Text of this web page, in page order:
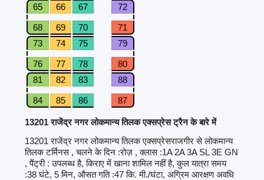
65
66 67 72
68 69 70
71
73
74 75 79
76 77 78
80
81
82 83 88
84 85 86 87
13201 राजेंद्र नगर लोकमान्य तिलक एक्सप्रेस ट्रैन के बारे में
13201 राजेंद्र नगर लोकमान्य तिलक एक्सप्रेसराजगीर से लोकमान्य
तिलक टर्मिनस , चलने के दिन :रोज़ , क्लास :1A 2A 3A SL 3E GN
, पैंट्री : उपलब्ध है, किराए में खाना शामिल नहीं है, कुल यात्रा समय
:38 घंटे, 5 मिन, औसत गति :47 कि. मी./घंटा, अग्रिम आरक्षण अवधि